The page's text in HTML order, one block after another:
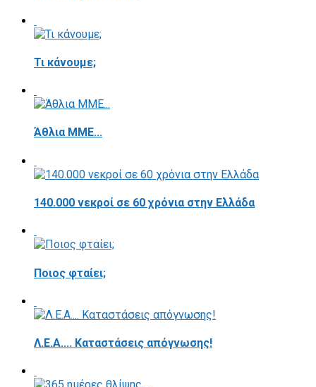
Τι κάνουμε;
Άθλια ΜΜΕ...
140.000 νεκροί σε 60 χρόνια στην Ελλάδα
Ποιος φταίει;
Λ.Ε.Α.... Καταστάσεις απόγνωσης!